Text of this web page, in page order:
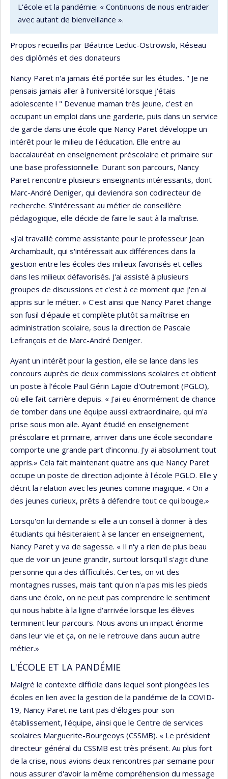
L'école et la pandémie: « Continuons de nous entraider
avec autant de bienveillance ».
Propos recueillis par Béatrice Leduc-Ostrowski, Réseau
des diplômés et des donateurs
Nancy Paret n'a jamais été portée sur les études. " Je ne
pensais jamais aller à l'université lorsque j'étais
adolescente ! " Devenue maman très jeune, c'est en
occupant un emploi dans une garderie, puis dans un service
de garde dans une école que Nancy Paret développe un
intérêt pour le milieu de l'éducation. Elle entre au
baccalauréat en enseignement préscolaire et primaire sur
une base professionnelle. Durant son parcours, Nancy
Paret rencontre plusieurs enseignants intéressants, dont
Marc-André Deniger, qui deviendra son codirecteur de
recherche. S'intéressant au métier de conseillère
pédagogique, elle décide de faire le saut à la maîtrise.
«J'ai travaillé comme assistante pour le professeur Jean
Archambault, qui s'intéressait aux différences dans la
gestion entre les écoles des milieux favorisés et celles
dans les milieux défavorisés. J'ai assisté à plusieurs
groupes de discussions et c'est à ce moment que j'en ai
appris sur le métier. » C'est ainsi que Nancy Paret change
son fusil d'épaule et complète plutôt sa maîtrise en
administration scolaire, sous la direction de Pascale
Lefrançois et de Marc-André Deniger.
Ayant un intérêt pour la gestion, elle se lance dans les
concours auprès de deux commissions scolaires et obtient
un poste à l'école Paul Gérin Lajoie d'Outremont (PGLO),
où elle fait carrière depuis. « J'ai eu énormément de chance
de tomber dans une équipe aussi extraordinaire, qui m'a
prise sous mon aile. Ayant étudié en enseignement
préscolaire et primaire, arriver dans une école secondaire
comporte une grande part d'inconnu. J'y ai absolument tout
appris.» Cela fait maintenant quatre ans que Nancy Paret
occupe un poste de direction adjointe à l'école PGLO. Elle y
décrit la relation avec les jeunes comme magique. « On a
des jeunes curieux, prêts à défendre tout ce qui bouge.»
Lorsqu'on lui demande si elle a un conseil à donner à des
étudiants qui hésiteraient à se lancer en enseignement,
Nancy Paret y va de sagesse. « Il n'y a rien de plus beau
que de voir un jeune grandir, surtout lorsqu'il s'agit d'une
personne qui a des difficultés. Certes, on vit des
montagnes russes, mais tant qu'on n'a pas mis les pieds
dans une école, on ne peut pas comprendre le sentiment
qui nous habite à la ligne d'arrivée lorsque les élèves
terminent leur parcours. Nous avons un impact énorme
dans leur vie et ça, on ne le retrouve dans aucun autre
métier.»
L'ÉCOLE ET LA PANDÉMIE
Malgré le contexte difficile dans lequel sont plongées les
écoles en lien avec la gestion de la pandémie de la COVID-
19, Nancy Paret ne tarit pas d'éloges pour son
établissement, l'équipe, ainsi que le Centre de services
scolaires Marguerite-Bourgeoys (CSSMB). « Le président
directeur général du CSSMB est très présent. Au plus fort
de la crise, nous avions deux rencontres par semaine pour
nous assurer d'avoir la même compréhension du message